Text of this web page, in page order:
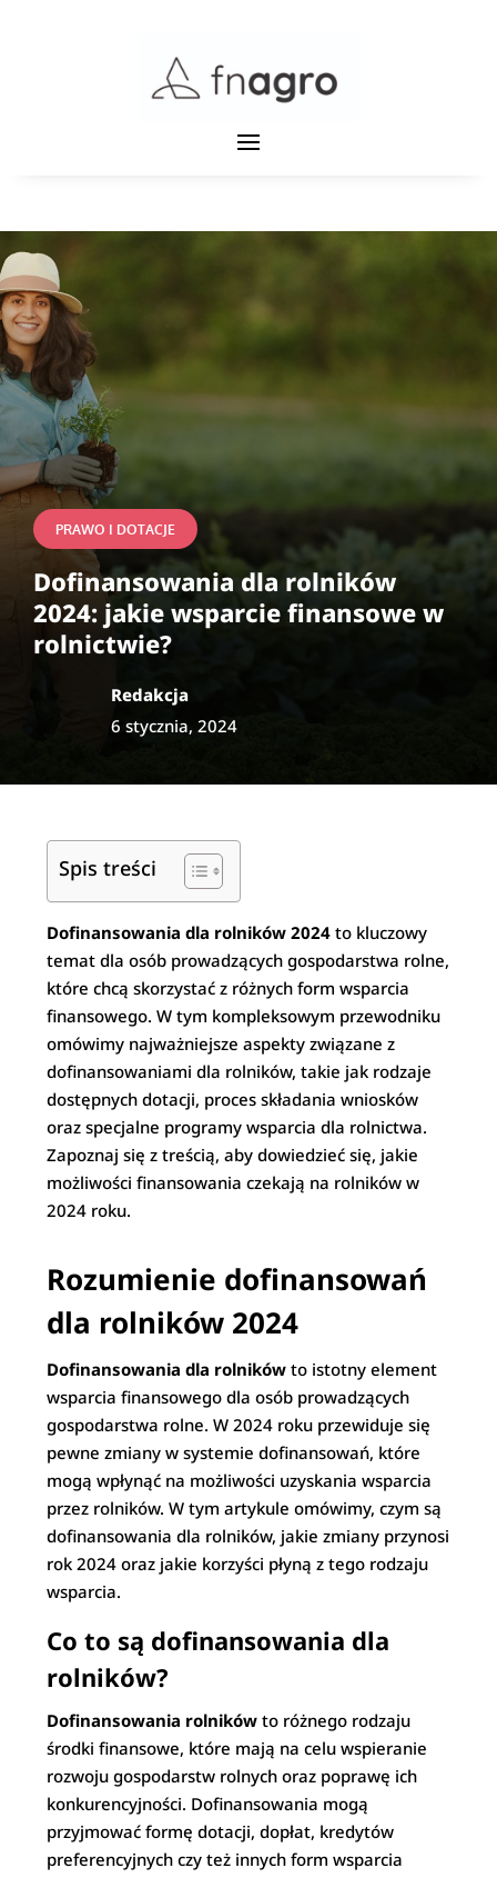
PRAWO I DOTACJE
Dofinansowania dla rolników
2024: jakie wsparcie finansowe w
rolnictwie?
Redakcja
6 stycznia, 2024
Spis treści
Dofinansowania dla rolników 2024 to kluczowy
temat dla osób prowadzących gospodarstwa rolne,
które chcą skorzystać z różnych form wsparcia
finansowego. W tym kompleksowym przewodniku
omówimy najważniejsze aspekty związane z
dofinansowaniami dla rolników, takie jak rodzaje
dostępnych dotacji, proces składania wniosków
oraz specjalne programy wsparcia dla rolnictwa.
Zapoznaj się z treścią, aby dowiedzieć się, jakie
możliwości finansowania czekają na rolników w
2024 roku.
Rozumienie dofinansowań
dla rolników 2024
Dofinansowania dla rolników to istotny element
wsparcia finansowego dla osób prowadzących
gospodarstwa rolne. W 2024 roku przewiduje się
pewne zmiany w systemie dofinansowań, które
mogą wpłynąć na możliwości uzyskania wsparcia
przez rolników. W tym artykule omówimy, czym są
dofinansowania dla rolników, jakie zmiany przynosi
rok 2024 oraz jakie korzyści płyną z tego rodzaju
wsparcia.
Co to są dofinansowania dla
rolników?
Dofinansowania rolników to różnego rodzaju
środki finansowe, które mają na celu wspieranie
rozwoju gospodarstw rolnych oraz poprawę ich
konkurencyjności. Dofinansowania mogą
przyjmować formę dotacji, dopłat, kredytów
preferencyjnych czy też innych form wsparcia